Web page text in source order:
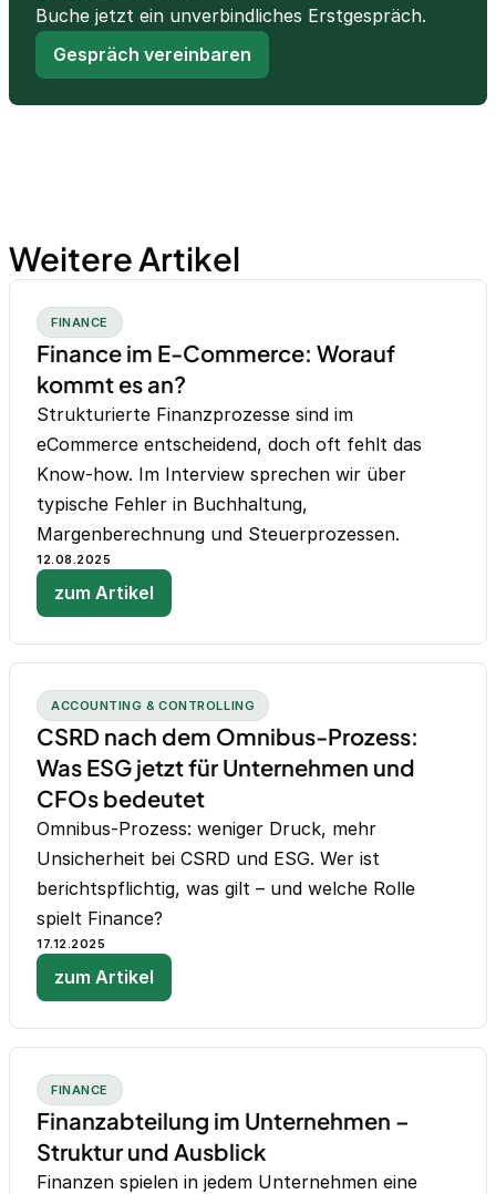
Buche jetzt ein unverbindliches Erstgespräch.
Gespräch vereinbaren
Weitere Artikel
FINANCE
Finance im E-Commerce: Worauf
kommt es an?
Strukturierte Finanzprozesse sind im
eCommerce entscheidend, doch oft fehlt das
Know-how. Im Interview sprechen wir über
typische Fehler in Buchhaltung,
Margenberechnung und Steuerprozessen.
12.08.2025
zum Artikel
ACCOUNTING & CONTROLLING
CSRD nach dem Omnibus-Prozess:
Was ESG jetzt für Unternehmen und
CFOs bedeutet
Omnibus-Prozess: weniger Druck, mehr
Unsicherheit bei CSRD und ESG. Wer ist
berichtspflichtig, was gilt – und welche Rolle
spielt Finance?
17.12.2025
zum Artikel
FINANCE
Finanzabteilung im Unternehmen –
Struktur und Ausblick
Finanzen spielen in jedem Unternehmen eine